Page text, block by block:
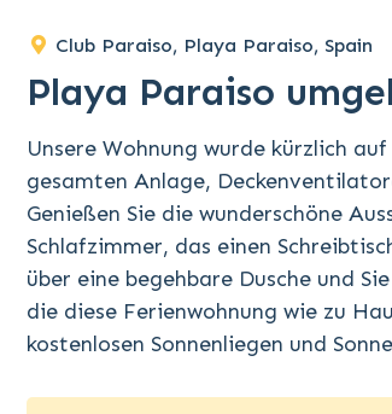
Club Paraiso, Playa Paraiso, Spain
Playa Paraiso
Unsere Wohnung wurde kürzlich
gesamten Anlage,
Genießen Sie die wunderschöne
Schlafzimmer, das einen
über eine begehbare Dusche und
die diese Ferienwohnung wie zu
kostenlosen Sonnenliegen und